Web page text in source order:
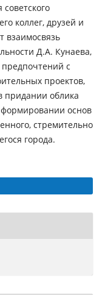
коллег, друзей и
взаимосвязь
Д.А. Кунаева,
с
проектов,
придании облика
основ
стремительно
города.